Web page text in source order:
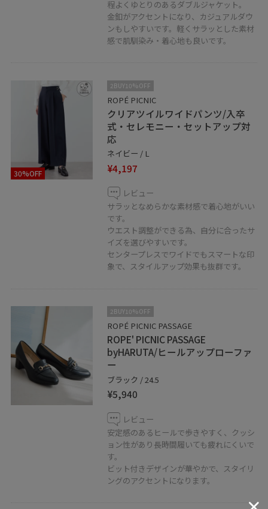
程よくゆとりのあるダブルジャケット。
金釦がアクセントになり、カジュアルダウ
ンもしやすいです。軽くサラッとした素材
感で肌馴染み・着心地も良いです。
30%OFF
2BUY10%OFF
ROPÉ PICNIC
クリアツイルワイドパンツ/入卒
式・セレモニー・セットアップ対
応
ネイビー / L
¥4,197
レビュー
サラッとなめらかな素材感で着心地がいい
です。
ウエスト調整ができる為、自分に合ったサ
イズを選びやすいです。
センタープレスでワイドでもスマートな印
象で、スタイルアップ効果も抜群です。
2BUY10%OFF
ROPÉ PICNIC PASSAGE
ROPE' PICNIC PASSAGE
byHARUTA/ヒールアップローファ
ー
ブラック / 24.5
¥5,940
レビュー
安定感のあるヒールで歩きやすく、クッシ
ョン性があり長時間履いても疲れにくいで
す。
ビット付きデザインが華やかで、スタイリ
ングのアクセントになります。